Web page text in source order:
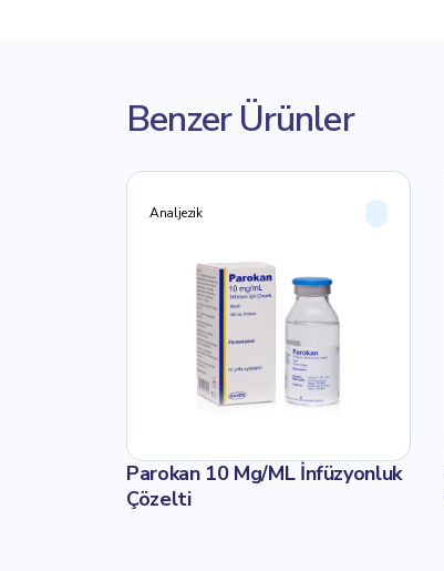
Benzer Ürünler
Analjezik
Parokan 10 Mg/ML İnfüzyonluk
Çözelti